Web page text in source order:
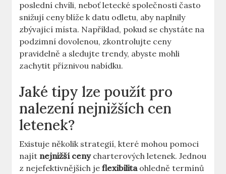
poslední chvíli, neboť letecké společnosti často
snižují ceny blíže k datu odletu, aby naplnily
zbývající místa. Například, pokud se chystáte na
podzimní dovolenou, zkontrolujte ceny
pravidelně a sledujte trendy, abyste mohli
zachytit příznivou nabídku.
Jaké tipy lze použít pro
nalezení nejnižších cen
letenek?
Existuje několik strategií, které mohou pomoci
najít nejnižší cenycharterových letenek. Jednou
z nejefektivnějších jeflexibilitaohledně termínů